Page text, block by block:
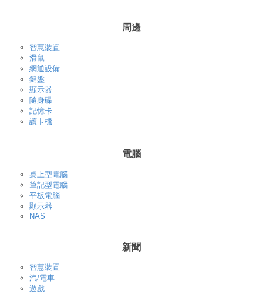
周邊
智慧裝置
滑鼠
網通設備
鍵盤
顯示器
隨身碟
記憶卡
讀卡機
電腦
桌上型電腦
筆記型電腦
平板電腦
顯示器
NAS
新聞
智慧裝置
汽/電車
遊戲